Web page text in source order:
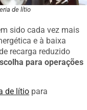
de lítio
sido cada vez mais
e à baixa
recarga reduzido
escolha para operações
lítio